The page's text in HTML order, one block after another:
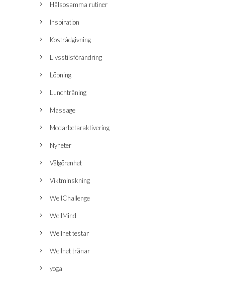
Hälsosamma rutiner
Inspiration
Kostrådgivning
Livsstilsförändring
Löpning
Lunchträning
Massage
Medarbetaraktivering
Nyheter
Välgörenhet
Viktminskning
WellChallenge
WellMind
Wellnet testar
Wellnet tränar
yoga